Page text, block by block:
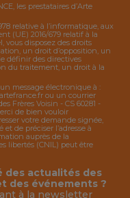
les prestataires d’Arte
relative à l’informatique, aux
(UE) 2016/679 relatif à la
vous disposez des droits
un droit d’opposition, un
définir des directives
du traitement, un droit à la
message électronique à :
ou un courrier
Frères Voisin - CS 60281 -
de bien vouloir
votre demande signée,
de préciser l’adresse à
auprès de la
libertés (CNIL) peut être
des actualités des
des événements ?
à la newsletter